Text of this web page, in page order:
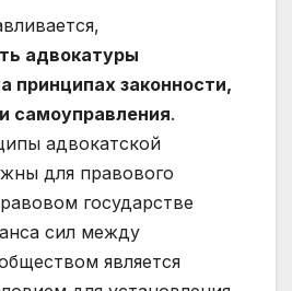
адвокатуры
принципах законности,
самоуправления.
адвокатской
для правового
государстве
сил между
является